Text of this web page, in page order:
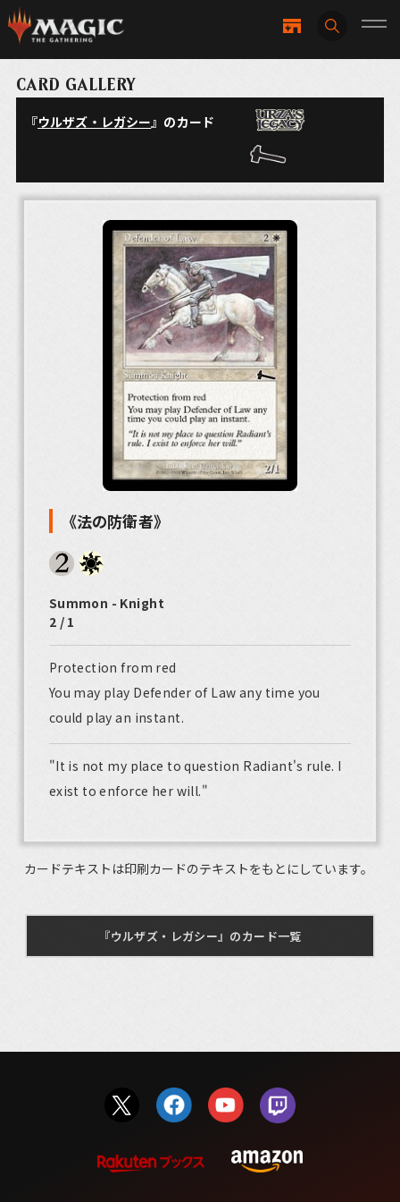
CARD GALLERY
『ウルザズ・レガシー』のカード
《法の防衛者》
Summon - Knight
2 / 1
Protection from red
You may play Defender of Law any time you
could play an instant.
"It is not my place to question Radiant's rule. I
exist to enforce her will."
カードテキストは印刷カードのテキストをもとにしています。
『ウルザズ・レガシー』のカード一覧